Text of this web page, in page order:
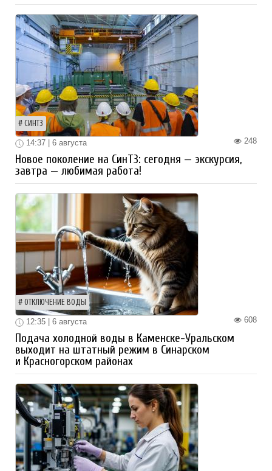
СИНТЗ
248
14:37 | 6 августа
Новое поколение на СинТЗ: сегодня — экскурсия,
завтра — любимая работа!
ОТКЛЮЧЕНИЕ ВОДЫ
608
12:35 | 6 августа
Подача холодной воды в Каменске-Уральском
выходит на штатный режим в Синарском
и Красногорском районах